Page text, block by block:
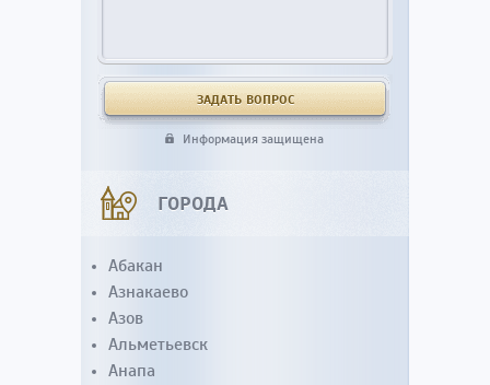
Информация защищена
ГОРОДА
Абакан
Азнакаево
Азов
Альметьевск
Анапа